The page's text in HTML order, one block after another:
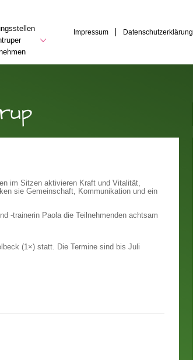
Impressum Datenschutzerklärung
im Sitzen aktivieren Kraft und Vitalität,
sie Gemeinschaft, Kommunikation und ein
-trainerin Paola die Teilnehmenden achtsam
(1×) statt. Die Termine sind bis Juli